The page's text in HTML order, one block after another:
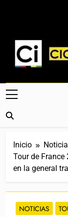
Web
Crónicas,
Inicio
Tour de
en la general
NOTICIAS